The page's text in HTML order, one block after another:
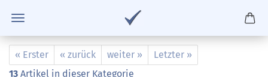
« Erster « zurück weiter »
Letzter »
13 Artikel in dieser Kategorie